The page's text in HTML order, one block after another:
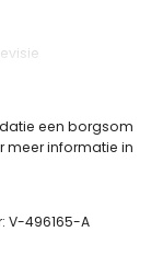
oven,
een borgsom
meer informatie in
V-496165-A